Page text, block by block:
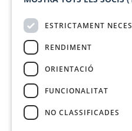
ESTRICTAMENT
RENDIMENT
ORIENTACIÓ
FUNCIONALITAT
NO CLASSIFICADES